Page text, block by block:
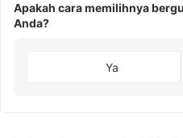
Apakah cara memilihnya
Anda?
Ya